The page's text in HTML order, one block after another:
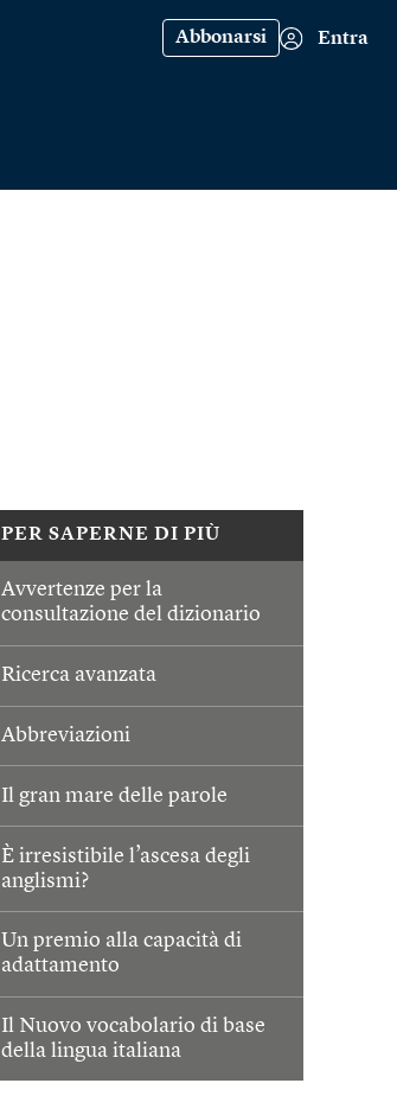
Abbonarsi Entra
PER SAPERNE DI PIÙ
Avvertenze per la
consultazione del dizionario
Ricerca avanzata
Abbreviazioni
Il gran mare delle parole
È irresistibile l’ascesa degli
anglismi?
Un premio alla capacità di
adattamento
Il Nuovo vocabolario di base
della lingua italiana